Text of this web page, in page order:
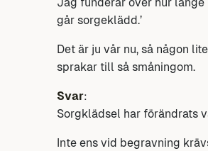
Jag funderar över hur
går sorgeklädd.’
Det är ju vår nu, så någon
sprakar till så småningom.
Svar:
Sorgklädsel har förändrats
Inte ens vid begravning